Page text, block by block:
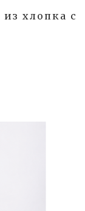
хлопка с